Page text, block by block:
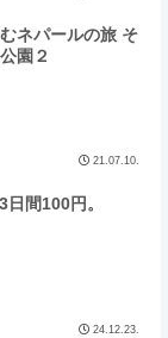
ネパールの旅 そ
園２
21.07.10.
間100円。
24.12.23.